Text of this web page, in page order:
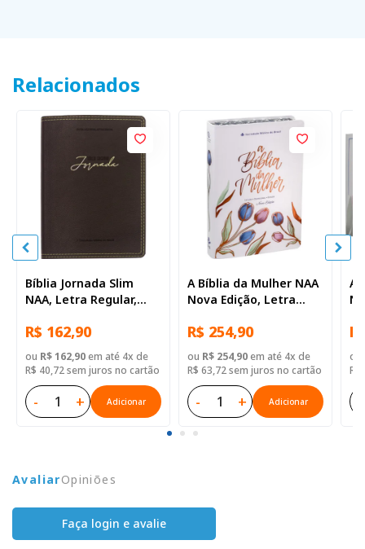
Relacionados
Bíblia Jornada Slim
NAA, Letra Regular,
anotação, Capa Couro
Sintético Vinho
R$ 162,90
ou R$ 162,90em até 4x de
R$ 40,72 sem juros no cartão
- + Adicionar
A Bíblia da Mulher NAA
Nova Edição, Letra
para anotação, com
mapa, Capa Couro
Sintético Ilustrada:
R$ 254,90
ou R$ 254,90em até 4x de
R$ 63,72 sem juros no cartão
- + Adicionar
A
ou
R$
AvaliarOpiniões
Faça login e avalie